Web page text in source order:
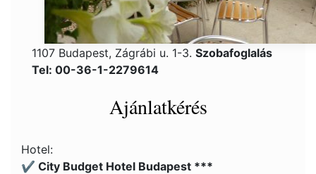
1107 Budapest, Zágrábi u. 1-3. Szobafoglalás
Tel: 00-36-1-2279614
Ajánlatkérés
Hotel:
✔️ City Budget Hotel Budapest ***